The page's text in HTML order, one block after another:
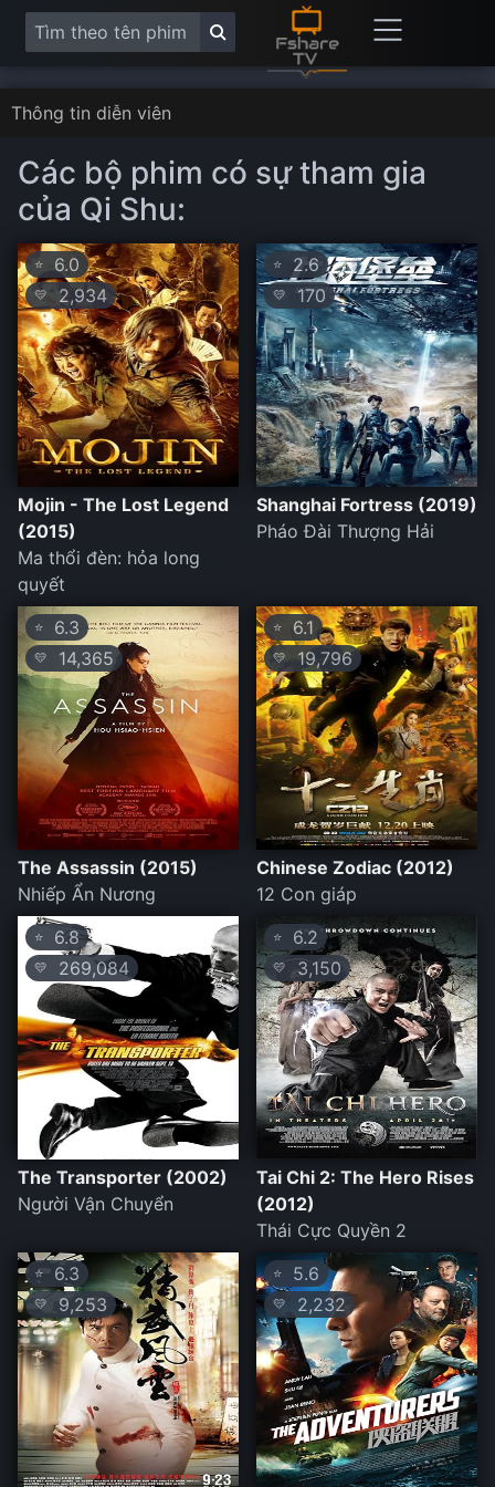
Thông tin diễn viên
Các bộ phim có sự tham gia
của Qi Shu:
⭐ 6.0
💛 2,934
Mojin - The Lost Legend
(2015)
Ma thổi đèn: hỏa long
quyết
⭐ 2.6
💛 170
Shanghai Fortress (2019)
Pháo Đài Thượng Hải
⭐ 6.3
💛 14,365
The Assassin (2015)
Nhiếp Ẩn Nương
⭐ 6.1
💛 19,796
Chinese Zodiac (2012)
12 Con giáp
⭐ 6.8
💛 269,084
The Transporter (2002)
Người Vận Chuyển
⭐ 6.2
💛3,150
Tai Chi 2: The Hero Rises
(2012)
Thái Cực Quyền 2
⭐ 6.3
💛 9,253
⭐ 5.6
💛 2,232